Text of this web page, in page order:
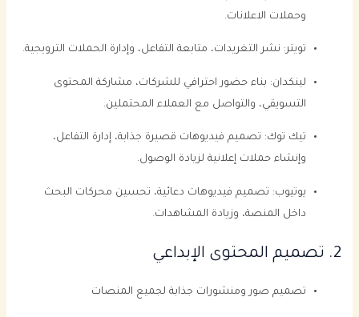
وحملات الاعلانات.
تويتر: نشر التغريدات، متابعة التفاعل، وإدارة الحملات الترويجية.
لينكدان: بناء حضور احترافي للشركات، مشاركة المحتوى
التسويقي، والتواصل مع العملاء المحتملين.
تيك توك: تصميم فيديوهات قصيرة جذابة، إدارة التفاعل،
وإنشاء حملات إعلانية لزيادة الوصول.
يوتيوب: تصميم فيديوهات دعائية، تحسين محركات البحث
داخل المنصة، وزيادة المشاهدات.
2. تصميم المحتوى الإبداعي
تصميم صور ومنشورات جذابة لجميع المنصات